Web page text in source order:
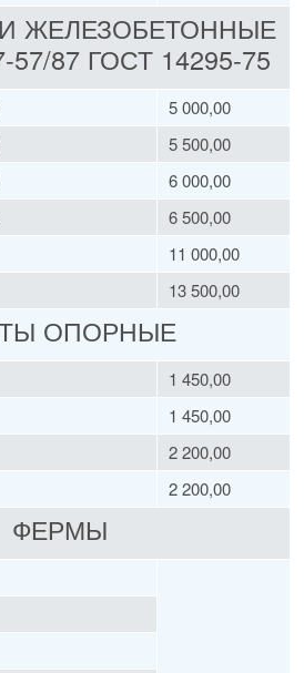
ЖЕЛЕЗОБЕТОННЫЕ
87 ГОСТ 14295-75
5 000,00
5 500,00
6 000,00
6 500,00
11 000,00
13 500,00
ОПОРНЫЕ
1 450,00
1 450,00
2 200,00
2 200,00
ФЕРМЫ